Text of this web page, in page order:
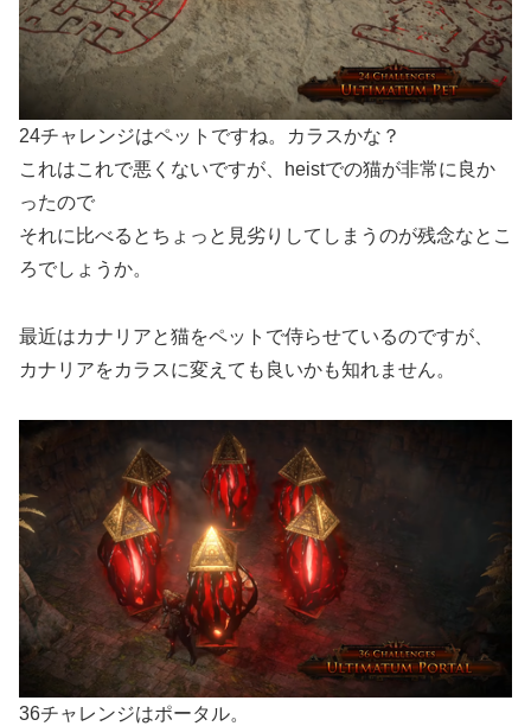
24チャレンジはペットですね。カラスかな？
これはこれで悪くないですが、heistでの猫が非常に良か
ったので
それに比べるとちょっと見劣りしてしまうのが残念なとこ
ろでしょうか。
最近はカナリアと猫をペットで侍らせているのですが、
カナリアをカラスに変えても良いかも知れません。
36チャレンジはポータル。